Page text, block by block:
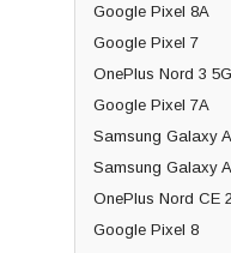
Google Pixel 8A
Google Pixel 7
OnePlus Nord 3 5G
Google Pixel 7A
Samsung Galaxy
Samsung Galaxy
OnePlus Nord CE
Google Pixel 8